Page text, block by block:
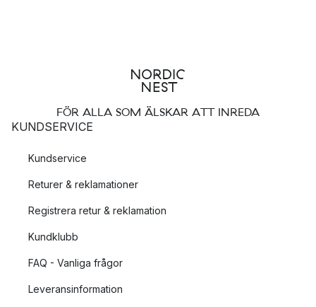
FÖR ALLA SOM ÄLSKAR ATT INREDA
KUNDSERVICE
Kundservice
Returer & reklamationer
Registrera retur & reklamation
Kundklubb
FAQ - Vanliga frågor
Leveransinformation